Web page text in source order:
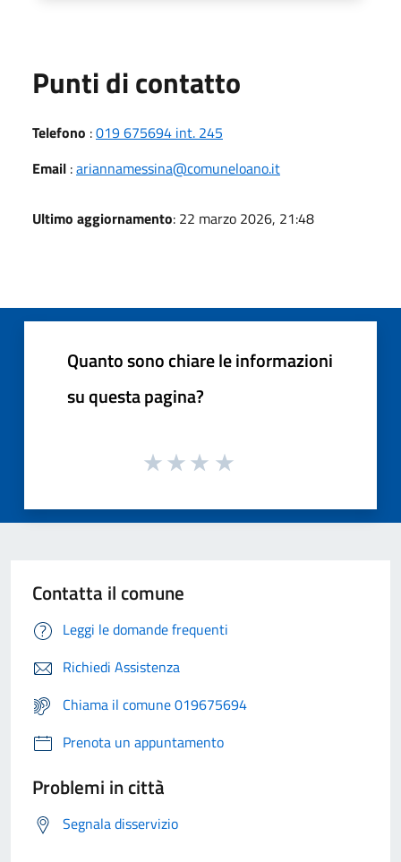
Punti di contatto
Telefono :019 675694 int. 245
Email :ariannamessina@comuneloano.it
Ultimo aggiornamento: 22 marzo 2026, 21:48
Quanto sono chiare le informazioni
su questa pagina?
Contatta il comune
Leggi le domande frequenti
Richiedi Assistenza
Chiama il comune 019675694
Prenota un appuntamento
Problemi in città
Segnala disservizio